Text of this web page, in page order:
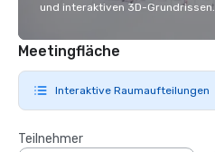
und interaktiven 3D-Grundrissen.
Meetingfläche
Interaktive Raumaufteilungen
Teilnehmer